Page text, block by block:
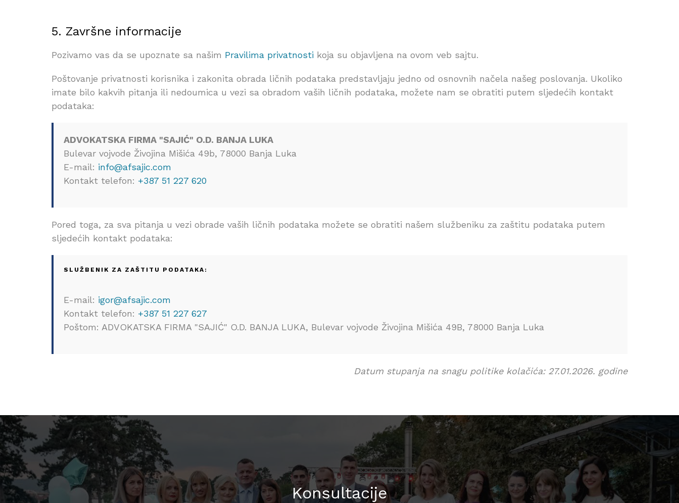
5. Završne informacije
Pozivamo vas da se upoznate sa našim Pravilima privatnosti koja su objavljena na ovom veb sajtu.
Poštovanje privatnosti korisnika i zakonita obrada ličnih podataka predstavljaju jedno od osnovnih načela našeg poslovanja. Ukoliko
imate bilo kakvih pitanja ili nedoumica u vezi sa obradom vaših ličnih podataka, možete nam se obratiti putem sljedećih kontakt
podataka:
ADVOKATSKA FIRMA "SAJIĆ" O.D. BANJA LUKA
Bulevar vojvode Živojina Mišića 49b, 78000 Banja Luka
E-mail: info@afsajic.com
Kontakt telefon: +387 51 227 620
Pored toga, za sva pitanja u vezi obrade vaših ličnih podataka možete se obratiti našem službeniku za zaštitu podataka putem
sljedećih kontakt podataka:
SLUŽBENIK ZA ZAŠTITU PODATAKA:
E-mail: igor@afsajic.com
Kontakt telefon: +387 51 227 627
Poštom: ADVOKATSKA FIRMA "SAJIĆ" O.D. BANJA LUKA, Bulevar vojvode Živojina Mišića 49B, 78000 Banja Luka
Datum stupanja na snagu politike kolačića: 27.01.2026. godine
Konsultacije